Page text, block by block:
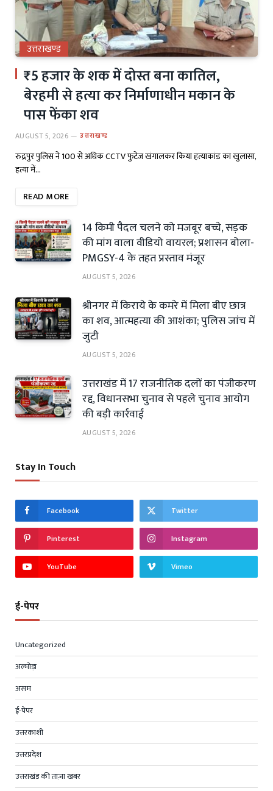
उत्तराखण्ड
₹5 हजार के शक में दोस्त बना कातिल,
बेरहमी से हत्या कर निर्माणाधीन मकान के
पास फेंका शव
AUGUST 5, 2026 उत्तराखण्ड
रुद्रपुर पुलिस ने 100 से अधिक CCTV फुटेज खंगालकर किया हत्याकांड का खुलासा,
हत्या में…
READ MORE
14 किमी पैदल चलने को मजबूर बच्चे, सड़क
की मांग वाला वीडियो वायरल; प्रशासन बोला-
PMGSY-4 के तहत प्रस्ताव मंजूर
AUGUST 5, 2026
श्रीनगर में किराये के कमरे में मिला बीए छात्र
का शव, आत्महत्या की आशंका; पुलिस जांच में
जुटी
AUGUST 5, 2026
उत्तराखंड में 17 राजनीतिक दलों का पंजीकरण
रद्द, विधानसभा चुनाव से पहले चुनाव आयोग
की बड़ी कार्रवाई
AUGUST 5, 2026
Stay In Touch
Facebook Twitter
Pinterest Instagram
YouTube Vimeo
ई-पेपर
Uncategorized
अल्मोड़ा
असम
ई-पेपर
उत्तरकाशी
उत्तरप्रदेश
उत्तराखंड की ताज़ा खबर